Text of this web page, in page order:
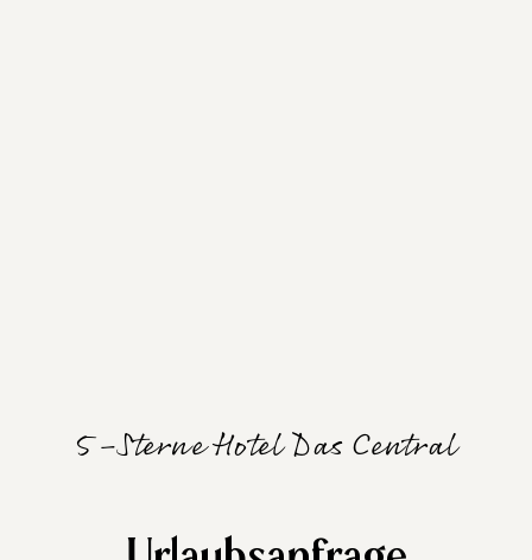
5-Sterne Hotel Das Central